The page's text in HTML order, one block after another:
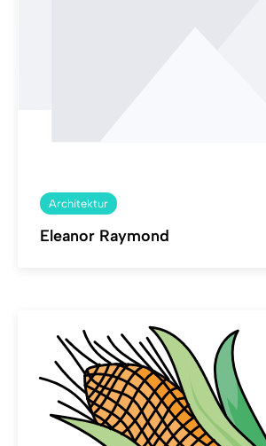
Architektur
Eleanor Raymond